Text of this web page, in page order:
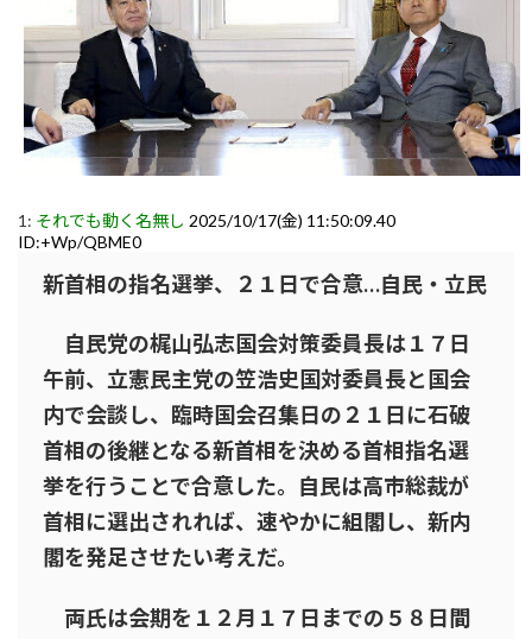
1: それでも動く名無し 2025/10/17(金) 11:50:09.40
ID:+Wp/QBME0
新首相の指名選挙、２１日で合意…自民・立民
自民党の梶山弘志国会対策委員長は１７日
午前、立憲民主党の笠浩史国対委員長と国会
内で会談し、臨時国会召集日の２１日に石破
首相の後継となる新首相を決める首相指名選
挙を行うことで合意した。自民は高市総裁が
首相に選出されれば、速やかに組閣し、新内
閣を発足させたい考えだ。
両氏は会期を１２月１７日までの５８日間